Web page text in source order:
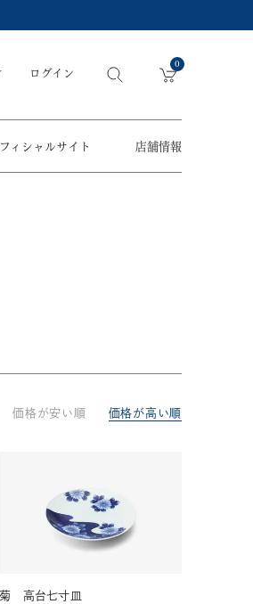
ログイン
0
円～55,000円(税込)
ィシャルサイト 店舗情報
価格が安い順 価格が高い順
菊 高台七寸皿